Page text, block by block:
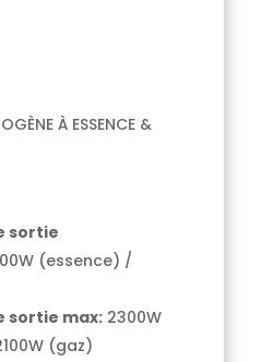
À ESSENCE &
sortie
(essence) /
sortie max:2300W
(gaz)